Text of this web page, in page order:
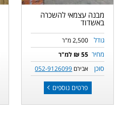
מבנה עצמאי להשכרה
באשדוד
גודל 2,500 מ"ר
מחיר 55 ₪ למ"ר
סוכן אבירם 052-9126099
פרטים נוספים